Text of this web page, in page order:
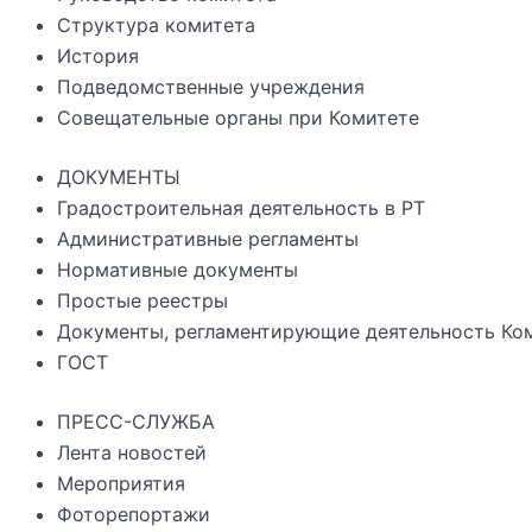
Структура комитета
История
Подведомственные учреждения
Совещательные органы при Комитете
ДОКУМЕНТЫ
Градостроительная деятельность в РТ
Административные регламенты
Нормативные документы
Простые реестры
Документы, регламентирующие деятельность
ГОСТ
ПРЕСС-СЛУЖБА
Лента новостей
Мероприятия
Фоторепортажи